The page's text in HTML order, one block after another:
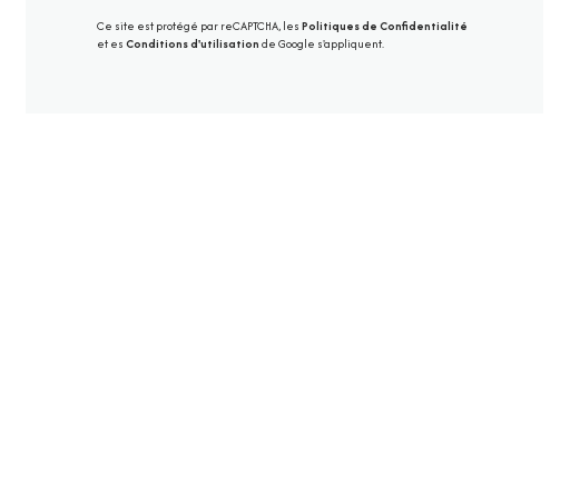
Ce site est protégé par reCAPTCHA, les Politiques de Confidentialité
et es Conditions d'utilisation de Google s'appliquent.